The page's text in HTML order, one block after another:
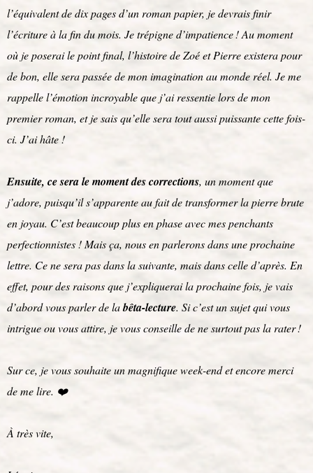
l’équivalent de dix pages d’un roman papier, je devrais finir
l’écriture à la fin du mois. Je trépigne d’impatience ! Au moment
où je poserai le point final, l’histoire de Zoé et Pierre existera pour
de bon, elle sera passée de mon imagination au monde réel. Je me
rappelle l’émotion incroyable que j’ai ressentie lors de mon
premier roman, et je sais qu’elle sera tout aussi puissante cette fois-
ci. J’ai hâte !
Ensuite, ce sera le moment des corrections, un moment que
j’adore, puisqu’il s’apparente au fait de transformer la pierre brute
en joyau. C’est beaucoup plus en phase avec mes penchants
perfectionnistes ! Mais ça, nous en parlerons dans une prochaine
lettre. Ce ne sera pas dans la suivante, mais dans celle d’après. En
effet, pour des raisons que j’expliquerai la prochaine fois, je vais
d’abord vous parler de labêta-lecture. Si c’est un sujet qui vous
intrigue ou vous attire, je vous conseille de ne surtout pas la rater !
Sur ce, je vous souhaite un magnifique week-end et encore merci
de me lire. ❤️
À très vite,